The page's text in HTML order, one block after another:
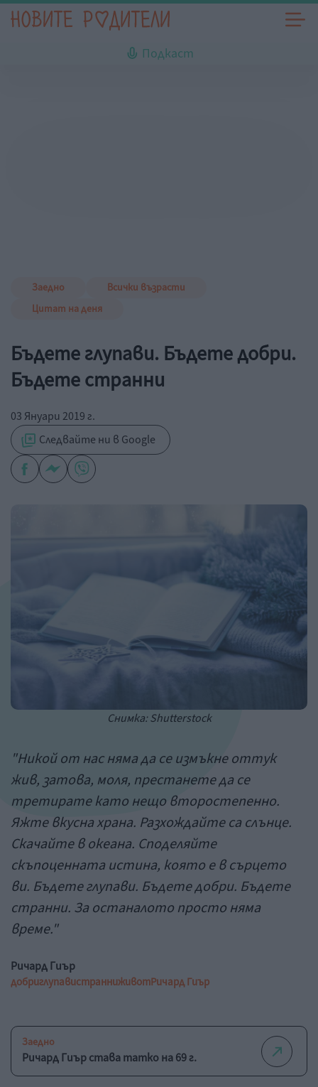
Подкаст
Заедно
Всички възрасти
Цитат на деня
Бъдете глупави. Бъдете добри.
Бъдете странни
03 Януари 2019 г.
Следвайте ни в Google
Снимка: Shutterstock
"Никой от нас няма да се измъкне оттук
жив, затова, моля, престанете да се
третирате като нещо второстепенно.
Яжте вкусна храна. Разхождайте са слънце.
Скачайте в океана. Споделяйте
скъпоценната истина, която е в сърцето
ви. Бъдете глупави. Бъдете добри. Бъдете
странни. За останалото просто няма
време."
Ричард Гиър
добриглупавистранниживотРичард Гиър
Заедно
Ричард Гиър става татко на 69 г.